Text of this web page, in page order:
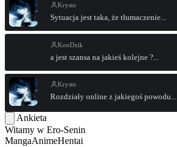
Krysto
Sytuacja jest taka, że tłumaczenie...
KonDzik
a jest szansa na jakieś kolejne ?...
Krysto
Rozdziały online z jakiegoś powodu...
Ankieta
Witamy w Ero-Senin
MangaAnimeHentai